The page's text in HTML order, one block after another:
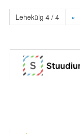
Lehekülg 4 / 4 «